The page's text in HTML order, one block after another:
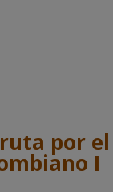
por
I